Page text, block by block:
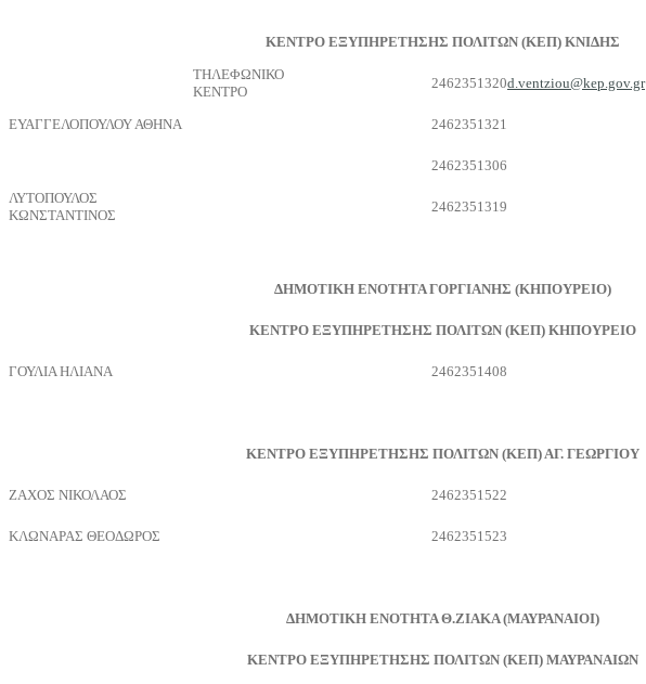
ΚΕΝΤΡΟ ΕΞΥΠΗΡΕΤΗΣΗΣ ΠΟΛΙΤΩΝ (ΚΕΠ) ΚΝΙΔΗΣ
ΤΗΛΕΦΩΝΙΚΟ
ΚΕΝΤΡΟ
2462351320d.ventziou@kep.gov.gr
ΕΥΑΓΓΕΛΟΠΟΥΛΟΥ ΑΘΗΝΑ 2462351321
2462351306
ΛΥΤΟΠΟΥΛΟΣ
ΚΩΝΣΤΑΝΤΙΝΟΣ
2462351319
ΔΗΜΟΤΙΚΗ ΕΝΟΤΗΤΑ ΓΟΡΓΙΑΝΗΣ (ΚΗΠΟΥΡΕΙΟ)
ΚΕΝΤΡΟ ΕΞΥΠΗΡΕΤΗΣΗΣ ΠΟΛΙΤΩΝ (ΚΕΠ) ΚΗΠΟΥΡΕΙΟ
ΓΟΥΛΙΑ ΗΛΙΑΝΑ 2462351408
ΚΕΝΤΡΟ ΕΞΥΠΗΡΕΤΗΣΗΣ ΠΟΛΙΤΩΝ (ΚΕΠ) ΑΓ. ΓΕΩΡΓΙΟΥ
ΖΑΧΟΣ ΝΙΚΟΛΑΟΣ 2462351522
ΚΛΩΝΑΡΑΣ ΘΕΟΔΩΡΟΣ 2462351523
ΔΗΜΟΤΙΚΗ ΕΝΟΤΗΤΑ Θ.ΖΙΑΚΑ (ΜΑΥΡΑΝΑΙΟΙ)
ΚΕΝΤΡΟ ΕΞΥΠΗΡΕΤΗΣΗΣ ΠΟΛΙΤΩΝ (ΚΕΠ) ΜΑΥΡΑΝΑΙΩΝ